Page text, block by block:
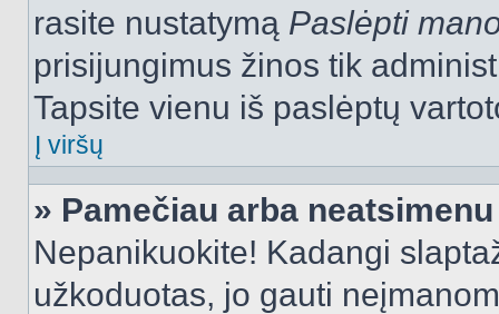
rasite nustatymą Paslėpti
prisijungimus žinos tik
Tapsite vienu iš paslėptų
Į viršų
» Pamečiau arba
Nepanikuokite! Kadangi
užkoduotas, jo gauti